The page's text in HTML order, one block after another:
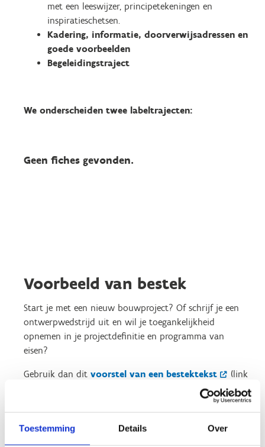
Toestemming Details Over
met een leeswijzer, principetekeningen en
inspiratieschetsen.
Kadering, informatie, doorverwijsadressen en
goede voorbeelden
Begeleidingstraject
We onderscheiden twee labeltrajecten:
Geen fiches gevonden.
Voorbeeld van bestek
Start je met een nieuw bouwproject? Of schrijf je een
ontwerpwedstrijd uit en wil je toegankelijkheid
opnemen in je projectdefinitie en programma van
eisen?
Gebruik dan dit voorstel van een bestektekst
(link
Deze tekst geeft je ambitieniveau weer en de procedure
om integrale toegankelijkheid op te nemen in het